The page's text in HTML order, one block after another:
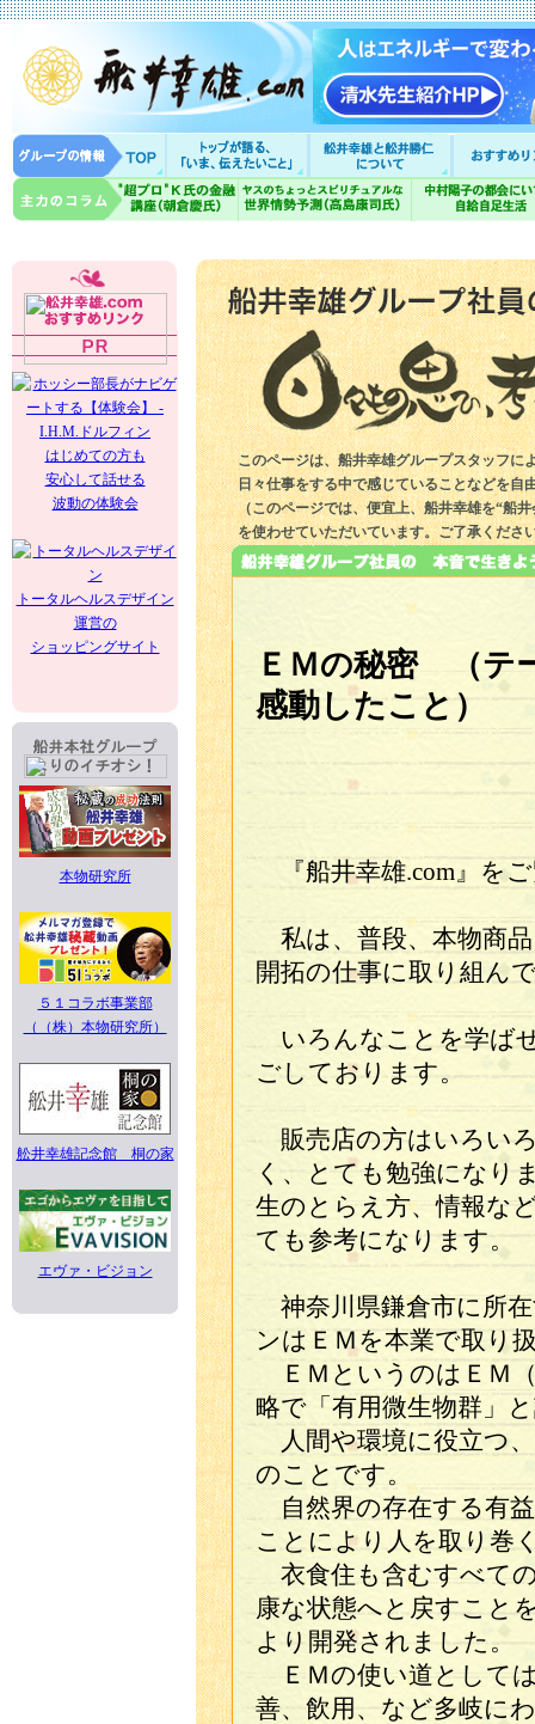
はじめての方も
安心して話せる
波動の体験会
トータルヘルスデザイン
運営の
ショッピングサイト
本物研究所
５１コラボ事業部
（（株）本物研究所）
舩井幸雄記念館 桐の家
エヴァ・ビジョン
このページは、船井幸雄グループスタッフに
日々仕事をする中で感じていることなどを自
（このページでは、便宜上、船井幸雄を“船
を使わせていただいています。ご了承くださ
ＥＭの秘密 （テ
感動したこと）
『船井幸雄.com』を
私は、普段、本物商
開拓の仕事に取り組ん
いろんなことを学ば
ごしております。
販売店の方はいろい
く、とても勉強になり
生のとらえ方、情報な
ても参考になります。
神奈川県鎌倉市に所
ンはＥＭを本業で取り
ＥＭというのはＥＭ（
略で「有用微生物群」
人間や環境に役立つ
のことです。
自然界の存在する有
ことにより人を取り巻
衣食住も含むすべて
康な状態へと戻すこと
より開発されました。
ＥＭの使い道として
善、飲用、など多岐に